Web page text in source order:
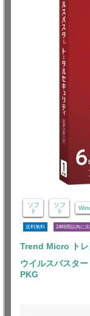
ソフ
ト
ソフ
ト
送料無料 24時間以内に
Trend Micro トレ
ウイルスバスタ
PKG